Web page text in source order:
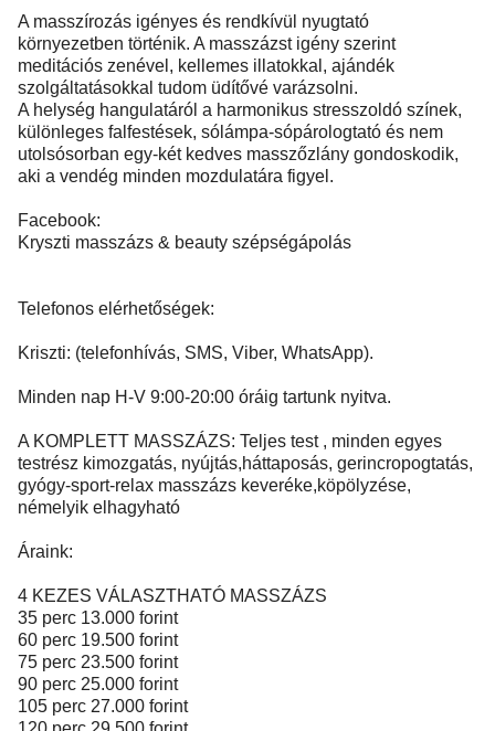
A masszírozás igényes és rendkívül nyugtató
környezetben történik. A masszázst igény szerint
meditációs zenével, kellemes illatokkal, ajándék
szolgáltatásokkal tudom üdítővé varázsolni.
A helység hangulatáról a harmonikus stresszoldó színek,
különleges falfestések, sólámpa-sópárologtató és nem
utolsósorban egy-két kedves masszőzlány gondoskodik,
aki a vendég minden mozdulatára figyel.
Facebook:
Kryszti masszázs & beauty szépségápolás
Telefonos elérhetőségek:
Kriszti: (telefonhívás, SMS, Viber, WhatsApp).
Minden nap H-V 9:00-20:00 óráig tartunk nyitva.
A KOMPLETT MASSZÁZS: Teljes test , minden egyes
testrész kimozgatás, nyújtás,háttaposás, gerincropogtatás,
gyógy-sport-relax masszázs keveréke,köpölyzése,
némelyik elhagyható
Áraink:
4 KEZES VÁLASZTHATÓ MASSZÁZS
35 perc 13.000 forint
60 perc 19.500 forint
75 perc 23.500 forint
90 perc 25.000 forint
105 perc 27.000 forint